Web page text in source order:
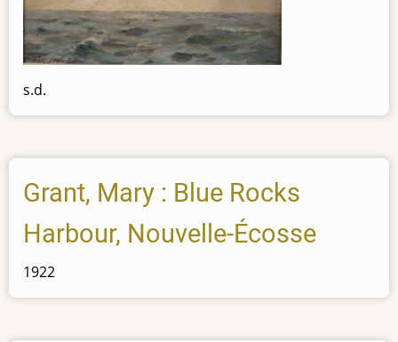
s.d.
Grant, Mary : Blue Rocks
Harbour, Nouvelle-Écosse
1922